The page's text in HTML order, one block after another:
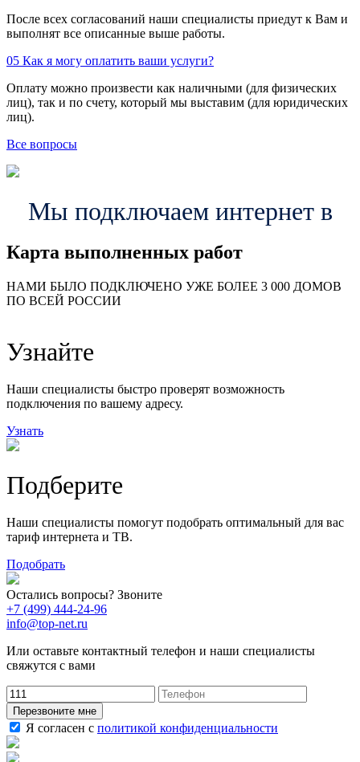
После всех согласований наши специалисты приедут к Вам и
выполнят все описанные выше работы.
05 Как я могу оплатить ваши услуги?
Оплату можно произвести как наличными (для физических
лиц), так и по счету, который мы выставим (для юридических
лиц).
Все вопросы
Мы подключаем интернет в
Карта выполненных работ
НАМИ БЫЛО ПОДКЛЮЧЕНО УЖЕ БОЛЕЕ 3 000 ДОМОВ
ПО ВСЕЙ РОССИИ
57
29
99
48
Узнайте
Наши специалисты быстро проверят возможность
подключения по вашему адресу.
Узнать
Подберите
Наши специалисты помогут подобрать оптимальный для вас
тариф интернета и ТВ.
Подобрать
Остались вопросы? Звоните
+7 (499) 444-24-96
info@top-net.ru
Или оставьте контактный телефон и наши специалисты
свяжутся с вами
Перезвоните мне
Я согласен с политикой конфиденциальности